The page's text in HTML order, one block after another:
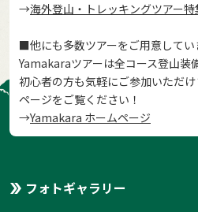
→海外登山・トレッキングツアー特
■他にも多数ツアーをご用意してい
Yamakaraツアーは全コース登山装
初心者の方も気軽にご参加いただ
ページをご覧ください！
→Yamakara ホームページ
フォトギャラリー